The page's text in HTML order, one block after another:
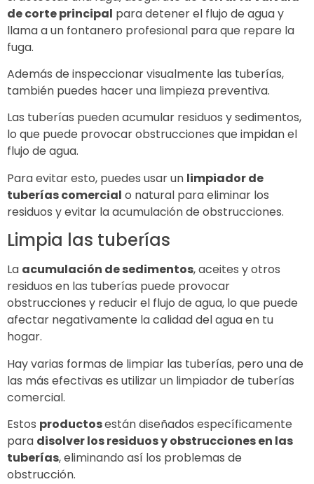
de corte principal para detener el flujo de agua y
llama a un fontanero profesional para que repare la
fuga.
Además de inspeccionar visualmente las tuberías,
también puedes hacer una limpieza preventiva.
Las tuberías pueden acumular residuos y sedimentos,
lo que puede provocar obstrucciones que impidan el
flujo de agua.
Para evitar esto, puedes usar un limpiador de
tuberías comercial o natural para eliminar los
residuos y evitar la acumulación de obstrucciones.
Limpia las tuberías
La acumulación de sedimentos, aceites y otros
residuos en las tuberías puede provocar
obstrucciones y reducir el flujo de agua, lo que puede
afectar negativamente la calidad del agua en tu
hogar.
Hay varias formas de limpiar las tuberías, pero una de
las más efectivas es utilizar un limpiador de tuberías
comercial.
Estos productosestán diseñados específicamente
para disolver los residuos y obstrucciones en las
tuberías, eliminando así los problemas de
obstrucción.